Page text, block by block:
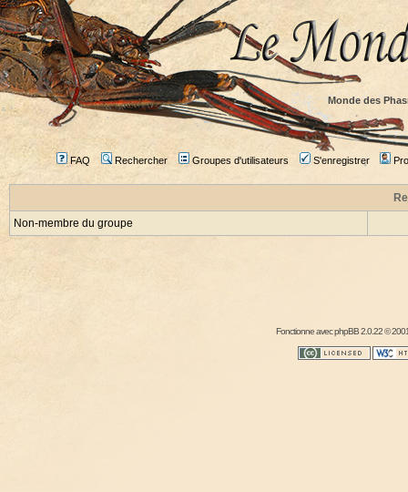
Monde des
FAQ Rechercher Groupes d'utilisateurs S'enregistrer
Non-membre du groupe
Fonctionne avecphpBB2.0.22 ©